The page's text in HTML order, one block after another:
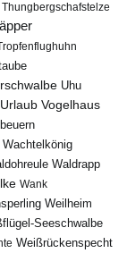
Thungbergschafstelze
Uhu
Urlaub Vogelhaus
Wachtelkönig
Waldrapp
Wank
Weilheim
Seeschwalbe
Weißrückenspecht